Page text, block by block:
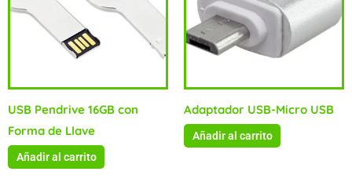
USB Pendrive 16GB con
Forma de Llave
Añadir al carrito
Adaptador USB-Micro USB
Añadir al carrito